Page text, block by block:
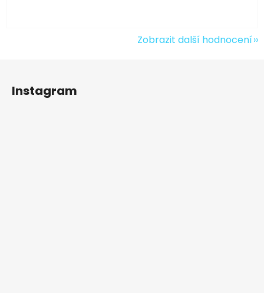
Zobrazit další hodnocení
Instagram